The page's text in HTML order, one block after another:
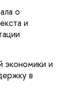
о
и
экономики и
в